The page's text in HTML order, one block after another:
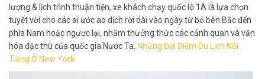
lượng & lịch trình thuận tiện, xe khách chạy quốc lộ 1A là lựa chọn
tuyệt vời cho các ai ước ao dịch rời dài vào ngày từ bỏ bên Bắc đến
phía Nam hoặc ngược lại, nhằm thưởng thức các cảnh quan và văn
hóa đặc thù của quốc gia Nước Ta. Những Địa Điểm Du Lịch Nổi
Tiếng Ở New York